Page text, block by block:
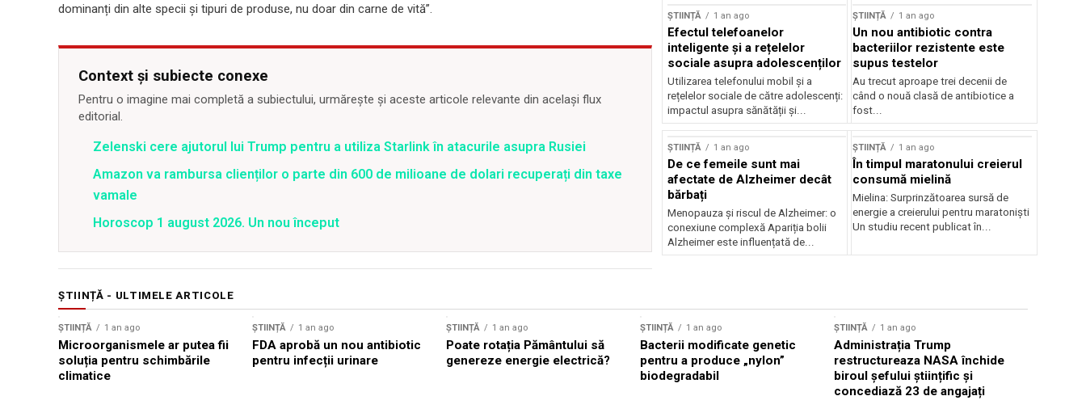
dominanți din alte specii și tipuri de produse, nu doar din carne de vită”.
Context și subiecte conexe
Pentru o imagine mai completă a subiectului, urmărește și aceste articole relevante din același flux
editorial.
Zelenski cere ajutorul lui Trump pentru a utiliza Starlink în atacurile asupra Rusiei
Amazon va rambursa clienților o parte din 600 de milioane de dolari recuperați din taxe
vamale
Horoscop 1 august 2026. Un nou început
ȘTIINȚĂ 1 an ago
Efectul telefoanelor
inteligente și a rețelelor
sociale asupra adolescenților
Utilizarea telefonului mobil și a
rețelelor sociale de către adolescenți:
impactul asupra sănătății și...
ȘTIINȚĂ 1 an ago
Un nou antibiotic contra
bacteriilor rezistente este
supus testelor
Au trecut aproape trei decenii de
când o nouă clasă de antibiotice a
fost...
ȘTIINȚĂ 1 an ago
De ce femeile sunt mai
afectate de Alzheimer decât
bărbați
Menopauza și riscul de Alzheimer: o
conexiune complexă Apariția bolii
Alzheimer este influențată de...
ȘTIINȚĂ 1 an ago
În timpul maratonului creierul
consumă mielină
Mielina: Surprinzătoarea sursă de
energie a creierului pentru maratoniști
Un studiu recent publicat în...
ȘTIINȚĂ - ULTIMELE ARTICOLE
ȘTIINȚĂ 1 an ago
Microorganismele ar putea fii
soluția pentru schimbările
climatice
ȘTIINȚĂ 1 an ago
FDA aprobă un nou antibiotic
pentru infecții urinare
ȘTIINȚĂ 1 an ago
Poate rotația Pământului să
genereze energie electrică?
ȘTIINȚĂ 1 an ago
Bacterii modificate genetic
pentru a produce „nylon”
biodegradabil
ȘTIINȚĂ 1 an ago
Administrația Trump
restructureaza NASA închide
biroul șefului științific și
concediază 23 de angajați